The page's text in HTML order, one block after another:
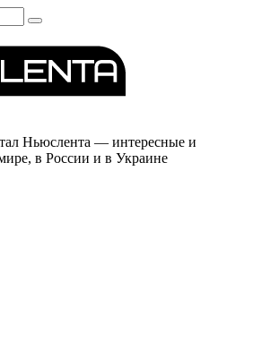
Ньюслента — интересные и
в России и в Украине